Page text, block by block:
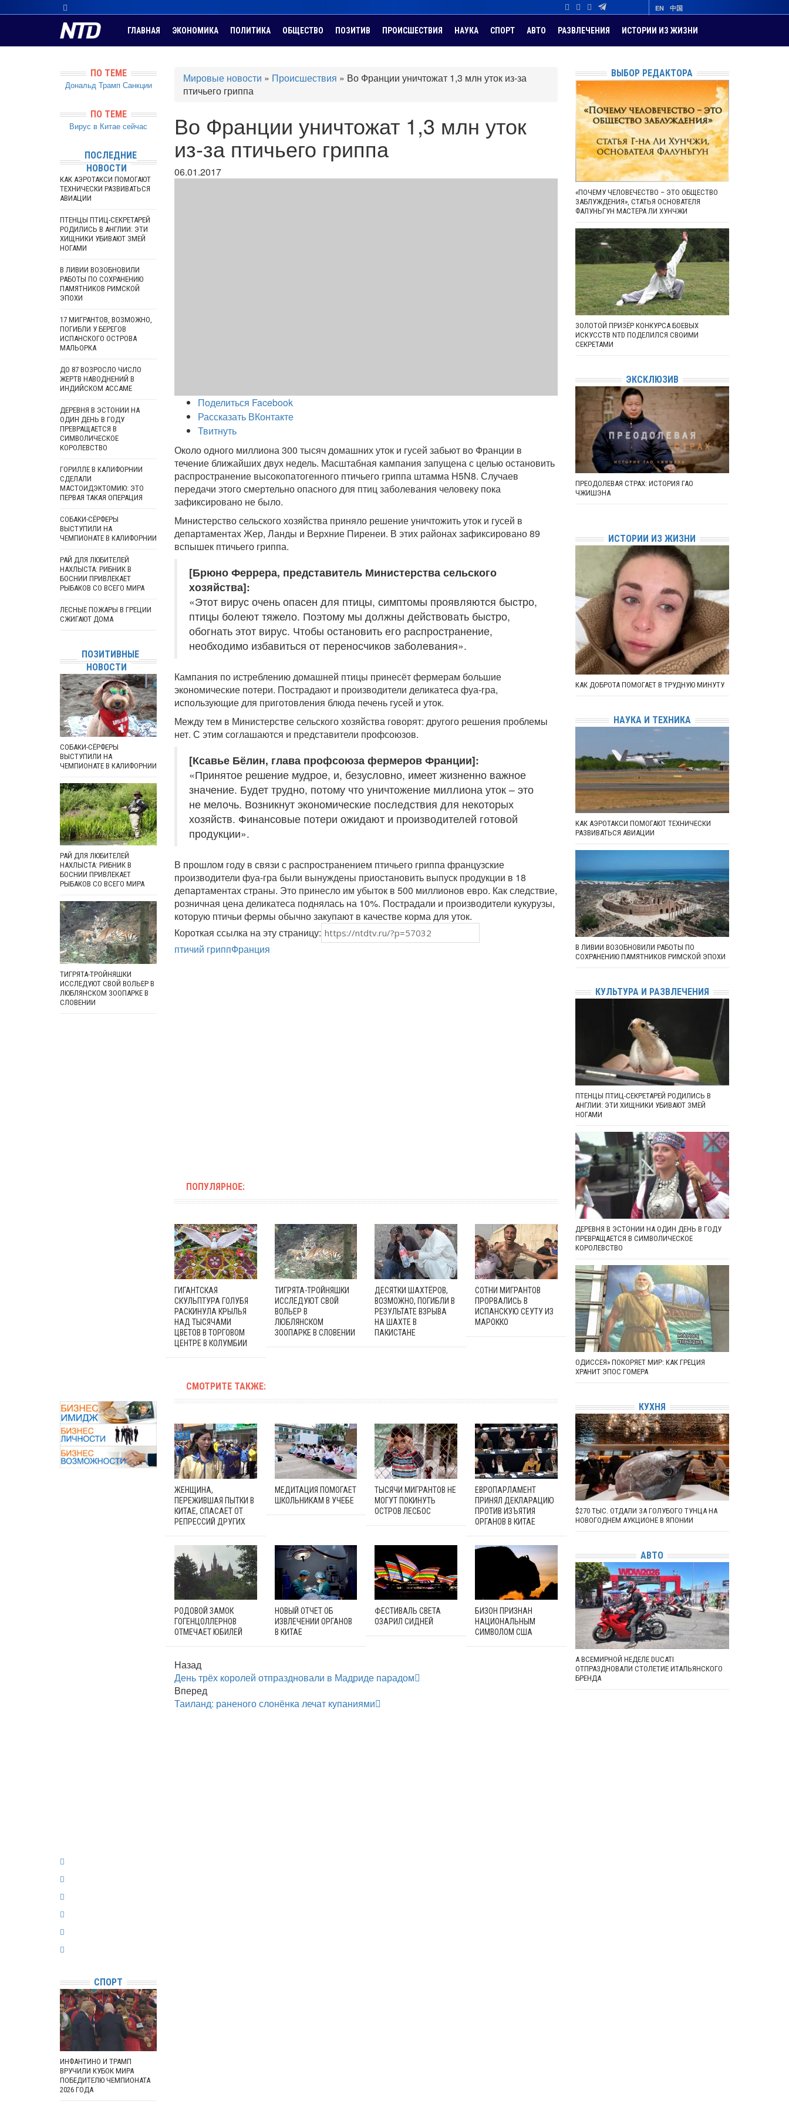
EN 中国
ГЛАВНАЯ ЭКОНОМИКА ПОЛИТИКА ОБЩЕСТВО ПОЗИТИВ ПРОИСШЕСТВИЯ НАУКА СПОРТ АВТО РАЗВЛЕЧЕНИЯ ИСТОРИИ ИЗ ЖИЗНИ
Мировые новости » Происшествия » Во Франции уничтожат 1,3 млн уток из-за
птичьего гриппа
Во Франции уничтожат 1,3 млн уток
из-за птичьего гриппа
06.01.2017
Поделиться Facebook
Рассказать ВКонтакте
Твитнуть
Около одного миллиона 300 тысяч домашних уток и гусей забьют во Франции в
течение ближайших двух недель. Масштабная кампания запущена с целью остановить
распространение высокопатогенного птичьего гриппа штамма H5N8. Случаев
передачи этого смертельно опасного для птиц заболевания человеку пока
зафиксировано не было.
Министерство сельского хозяйства приняло решение уничтожить уток и гусей в
департаментах Жер, Ланды и Верхние Пиренеи. В этих районах зафиксировано 89
вспышек птичьего гриппа.
[Брюно Феррера, представитель Министерства сельского
хозяйства]:
«Этот вирус очень опасен для птицы, симптомы проявляются быстро,
птицы болеют тяжело. Поэтому мы должны действовать быстро,
обогнать этот вирус. Чтобы остановить его распространение,
необходимо избавиться от переносчиков заболевания».
Кампания по истреблению домашней птицы принесёт фермерам большие
экономические потери. Пострадают и производители деликатеса фуа-гра,
использующие для приготовления блюда печень гусей и уток.
Между тем в Министерстве сельского хозяйства говорят: другого решения проблемы
нет. С этим соглашаются и представители профсоюзов.
[Ксавье Бёлин, глава профсоюза фермеров Франции]:
«Принятое решение мудрое, и, безусловно, имеет жизненно важное
значение. Будет трудно, потому что уничтожение миллиона уток – это
не мелочь. Возникнут экономические последствия для некоторых
хозяйств. Финансовые потери ожидают и производителей готовой
продукции».
В прошлом году в связи с распространением птичьего гриппа французские
производители фуа-гра были вынуждены приостановить выпуск продукции в 18
департаментах страны. Это принесло им убыток в 500 миллионов евро. Как следствие,
розничная цена деликатеса поднялась на 10%. Пострадали и производители кукурузы,
которую птичьи фермы обычно закупают в качестве корма для уток.
Короткая ссылка на эту страницу:
птичий гриппФранция
ПОПУЛЯРНОЕ:
ГИГАНТСКАЯ
СКУЛЬПТУРА ГОЛУБЯ
РАСКИНУЛА КРЫЛЬЯ
НАД ТЫСЯЧАМИ
ЦВЕТОВ В ТОРГОВОМ
ЦЕНТРЕ В КОЛУМБИИ
ТИГРЯТА-ТРОЙНЯШКИ
ИССЛЕДУЮТ СВОЙ
ВОЛЬЕР В
ЛЮБЛЯНСКОМ
ЗООПАРКЕ В СЛОВЕНИИ
ДЕСЯТКИ ШАХТЁРОВ,
ВОЗМОЖНО, ПОГИБЛИ В
РЕЗУЛЬТАТЕ ВЗРЫВА
НА ШАХТЕ В
ПАКИСТАНЕ
СОТНИ МИГРАНТОВ
ПРОРВАЛИСЬ В
ИСПАНСКУЮ СЕУТУ ИЗ
МАРОККО
СМОТРИТЕ ТАКЖЕ:
ЖЕНЩИНА,
ПЕРЕЖИВШАЯ ПЫТКИ В
КИТАЕ, СПАСАЕТ ОТ
РЕПРЕССИЙ ДРУГИХ
МЕДИТАЦИЯ ПОМОГАЕТ
ШКОЛЬНИКАМ В УЧЕБЕ
ТЫСЯЧИ МИГРАНТОВ НЕ
МОГУТ ПОКИНУТЬ
ОСТРОВ ЛЕСБОС
ЕВРОПАРЛАМЕНТ
ПРИНЯЛ ДЕКЛАРАЦИЮ
ПРОТИВ ИЗЪЯТИЯ
ОРГАНОВ В КИТАЕ
РОДОВОЙ ЗАМОК
ГОГЕНЦОЛЛЕРНОВ
ОТМЕЧАЕТ ЮБИЛЕЙ
НОВЫЙ ОТЧЕТ ОБ
ИЗВЛЕЧЕНИИ ОРГАНОВ
В КИТАЕ
ФЕСТИВАЛЬ СВЕТА
ОЗАРИЛ СИДНЕЙ
БИЗОН ПРИЗНАН
НАЦИОНАЛЬНЫМ
СИМВОЛОМ США
Назад
День трёх королей отпраздновали в Мадриде парадом
Вперед
Таиланд: раненого слонёнка лечат купаниями
ПО ТЕМЕ
Дональд Трамп Санкции
ПО ТЕМЕ
Вирус в Китае сейчас
ПОСЛЕДНИЕ
НОВОСТИ
КАК АЭРОТАКСИ ПОМОГАЮТ
ТЕХНИЧЕСКИ РАЗВИВАТЬСЯ
АВИАЦИИ
ПТЕНЦЫ ПТИЦ-СЕКРЕТАРЕЙ
РОДИЛИСЬ В АНГЛИИ: ЭТИ
ХИЩНИКИ УБИВАЮТ ЗМЕЙ
НОГАМИ
В ЛИВИИ ВОЗОБНОВИЛИ
РАБОТЫ ПО СОХРАНЕНИЮ
ПАМЯТНИКОВ РИМСКОЙ
ЭПОХИ
17 МИГРАНТОВ, ВОЗМОЖНО,
ПОГИБЛИ У БЕРЕГОВ
ИСПАНСКОГО ОСТРОВА
МАЛЬОРКА
ДО 87 ВОЗРОСЛО ЧИСЛО
ЖЕРТВ НАВОДНЕНИЙ В
ИНДИЙСКОМ АССАМЕ
ДЕРЕВНЯ В ЭСТОНИИ НА
ОДИН ДЕНЬ В ГОДУ
ПРЕВРАЩАЕТСЯ В
СИМВОЛИЧЕСКОЕ
КОРОЛЕВСТВО
ГОРИЛЛЕ В КАЛИФОРНИИ
СДЕЛАЛИ
МАСТОИДЭКТОМИЮ: ЭТО
ПЕРВАЯ ТАКАЯ ОПЕРАЦИЯ
СОБАКИ-СЁРФЕРЫ
ВЫСТУПИЛИ НА
ЧЕМПИОНАТЕ В КАЛИФОРНИИ
РАЙ ДЛЯ ЛЮБИТЕЛЕЙ
НАХЛЫСТА: РИБНИК В
БОСНИИ ПРИВЛЕКАЕТ
РЫБАКОВ СО ВСЕГО МИРА
ЛЕСНЫЕ ПОЖАРЫ В ГРЕЦИИ
СЖИГАЮТ ДОМА
ПОЗИТИВНЫЕ
НОВОСТИ
СОБАКИ-СЁРФЕРЫ
ВЫСТУПИЛИ НА
ЧЕМПИОНАТЕ В КАЛИФОРНИИ
РАЙ ДЛЯ ЛЮБИТЕЛЕЙ
НАХЛЫСТА: РИБНИК В
БОСНИИ ПРИВЛЕКАЕТ
РЫБАКОВ СО ВСЕГО МИРА
ТИГРЯТА-ТРОЙНЯШКИ
ИССЛЕДУЮТ СВОЙ ВОЛЬЕР В
ЛЮБЛЯНСКОМ ЗООПАРКЕ В
СЛОВЕНИИ
СПОРТ
ИНФАНТИНО И ТРАМП
ВРУЧИЛИ КУБОК МИРА
ПОБЕДИТЕЛЮ ЧЕМПИОНАТА
2026 ГОДА
ВЫБОР РЕДАКТОРА
«ПОЧЕМУ ЧЕЛОВЕЧЕСТВО – ЭТО ОБЩЕСТВО
ЗАБЛУЖДЕНИЯ», СТАТЬЯ ОСНОВАТЕЛЯ
ФАЛУНЬГУН МАСТЕРА ЛИ ХУНЧЖИ
ЗОЛОТОЙ ПРИЗЁР КОНКУРСА БОЕВЫХ
ИСКУССТВ NTD ПОДЕЛИЛСЯ СВОИМИ
СЕКРЕТАМИ
ЭКСКЛЮЗИВ
ПРЕОДОЛЕВАЯ СТРАХ: ИСТОРИЯ ГАО
ЧЖИШЭНА
ИСТОРИИ ИЗ ЖИЗНИ
КАК ДОБРОТА ПОМОГАЕТ В ТРУДНУЮ МИНУТУ
НАУКА И ТЕХНИКА
КАК АЭРОТАКСИ ПОМОГАЮТ ТЕХНИЧЕСКИ
РАЗВИВАТЬСЯ АВИАЦИИ
В ЛИВИИ ВОЗОБНОВИЛИ РАБОТЫ ПО
СОХРАНЕНИЮ ПАМЯТНИКОВ РИМСКОЙ ЭПОХИ
КУЛЬТУРА И РАЗВЛЕЧЕНИЯ
ПТЕНЦЫ ПТИЦ-СЕКРЕТАРЕЙ РОДИЛИСЬ В
АНГЛИИ: ЭТИ ХИЩНИКИ УБИВАЮТ ЗМЕЙ
НОГАМИ
ДЕРЕВНЯ В ЭСТОНИИ НА ОДИН ДЕНЬ В ГОДУ
ПРЕВРАЩАЕТСЯ В СИМВОЛИЧЕСКОЕ
КОРОЛЕВСТВО
ОДИССЕЯ» ПОКОРЯЕТ МИР: КАК ГРЕЦИЯ
ХРАНИТ ЭПОС ГОМЕРА
КУХНЯ
$270 ТЫС. ОТДАЛИ ЗА ГОЛУБОГО ТУНЦА НА
НОВОГОДНЕМ АУКЦИОНЕ В ЯПОНИИ
АВТО
А ВСЕМИРНОЙ НЕДЕЛЕ DUCATI
ОТПРАЗДНОВАЛИ СТОЛЕТИЕ ИТАЛЬЯНСКОГО
БРЕНДА